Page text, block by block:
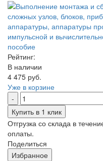
Рейтинг:
В наличии
4 475 руб.
Уже в корзине
Купить в 1 клик
Отгрузка со склада в
оплаты.
Поделиться
Избранное